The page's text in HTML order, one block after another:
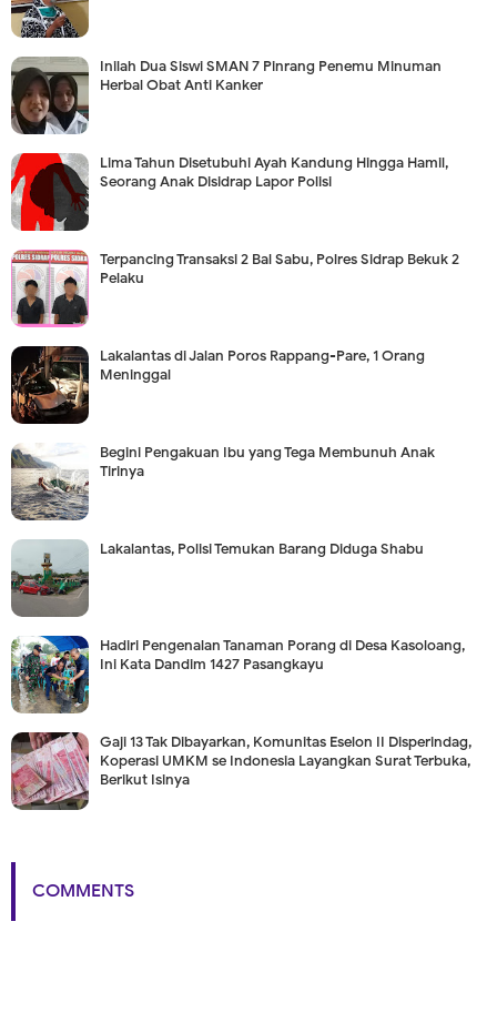
Inilah Dua Siswi SMAN 7 Pinrang Penemu Minuman
Herbal Obat Anti Kanker
Lima Tahun Disetubuhi Ayah Kandung Hingga Hamil,
Seorang Anak Disidrap Lapor Polisi
Terpancing Transaksi 2 Bal Sabu, Polres Sidrap Bekuk 2
Pelaku
Lakalantas di Jalan Poros Rappang-Pare, 1 Orang
Meninggal
Begini Pengakuan Ibu yang Tega Membunuh Anak
Tirinya
Lakalantas, Polisi Temukan Barang Diduga Shabu
Hadiri Pengenalan Tanaman Porang di Desa Kasoloang,
Ini Kata Dandim 1427 Pasangkayu
Gaji 13 Tak Dibayarkan, Komunitas Eselon II Disperindag,
Koperasi UMKM se Indonesia Layangkan Surat Terbuka,
Berikut Isinya
COMMENTS